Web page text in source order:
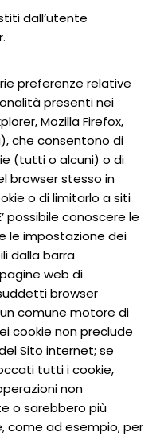
dall’utente
preferenze relative
presenti nei
Mozilla Firefox,
che consentono di
(tutti o alcuni) o di
browser stesso in
o di limitarlo a siti
possibile conoscere le
le impostazione dei
dalla barra
web di
browser
comune motore di
cookie non preclude
Sito internet; se
tutti i cookie,
non
o sarebbero più
come ad esempio, per